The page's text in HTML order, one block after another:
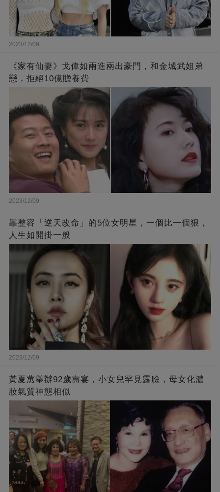
2023/12/09
《家有仙妻》戈偉如兩進兩出豪門，和金城武姐弟
戀，拒絕10億贍養費
2023/12/09
靠整容「逆天改命」的5位女明星，一個比一個狠，
人生如開掛一般
2023/12/09
黃夏蕙舉辦92歲壽宴，小女兒罕見露臉，母女化濃
妝氣質神態相似